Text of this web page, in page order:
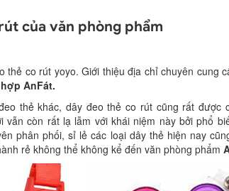
của văn phòng phẩm
thẻ co rút yoyo. Giới thiệu địa chỉ chuyên cung
AnFát.
thẻ khác, dây đeo thẻ co rút cũng rất
vẫn còn rất lạ lẫm với khái niệm này bởi phổ
phân phối, sỉ lẻ các loại dây thẻ hiện nay
rẻ không thể không kể đến văn phòng phẩm